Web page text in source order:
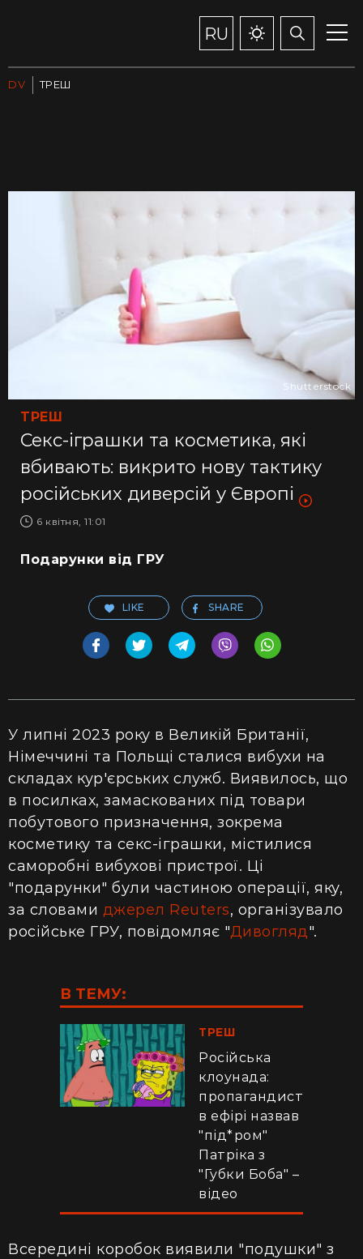
RU
DV ТРЕШ
ТРЕШ
Секс-іграшки та косметика, які
вбивають: викрито нову тактику
російських диверсій у Європі
6 квітня, 11:01
Shutterstock
Подарунки від ГРУ
LIKE SHARE
У липні 2023 року в Великій Британії,
Німеччині та Польщі сталися вибухи на
складах кур'єрських служб. Виявилось, що
в посилках, замаскованих під товари
побутового призначення, зокрема
косметику та секс-іграшки, містилися
саморобні вибухові пристрої. Ці
"подарунки" були частиною операції, яку,
за словами джерел Reuters, організувало
російське ГРУ, повідомляє "Дивогляд".
В ТЕМУ:
ТРЕШ
Російська
клоунада:
пропагандист
в ефірі назвав
"під*ром"
Патріка з
"Губки Боба" –
відео
Всередині коробок виявили "подушки" з